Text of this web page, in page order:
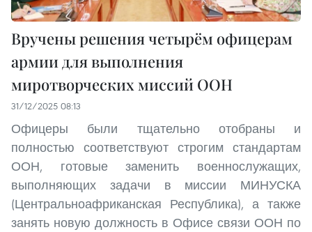
Вручены решения четырём офицерам
армии для выполнения
миротворческих миссий ООН
31/12/2025 08:13
Офицеры были тщательно отобраны и
полностью соответствуют строгим стандартам
ООН, готовые заменить военнослужащих,
выполняющих задачи в миссии МИНУСКА
(Центральноафриканская Республика), а также
занять новую должность в Офисе связи ООН по